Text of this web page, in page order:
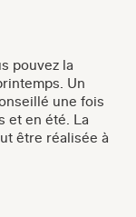
pouvez la
Un
une fois
et en été. La
être réalisée à